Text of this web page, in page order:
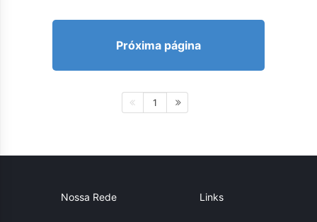
Próxima página
1
Nossa Rede Links